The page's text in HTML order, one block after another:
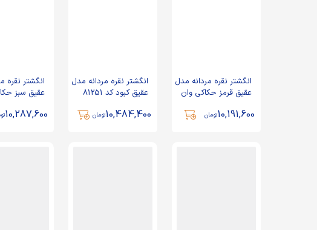
انگشتر نقره مردانه مدل
عقیق قرمز حکاکی وان
10,191,600تومان
انگشتر نقره مردانه مدل
عقیق کبود کد 81251
10,484,400تومان
انگشتر نقره
عقیق سبز
10,287,600